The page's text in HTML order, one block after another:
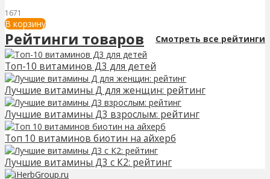
1671
В корзину
Рейтинги товаров Смотреть все рейтинги
Топ-10 витаминов Д3 для детей
Лучшие витамины Д для женщин: рейтинг
Лучшие витамины Д3 взрослым: рейтинг
Топ 10 витаминов биотин на айхерб
Лучшие витамины Д3 с К2: рейтинг